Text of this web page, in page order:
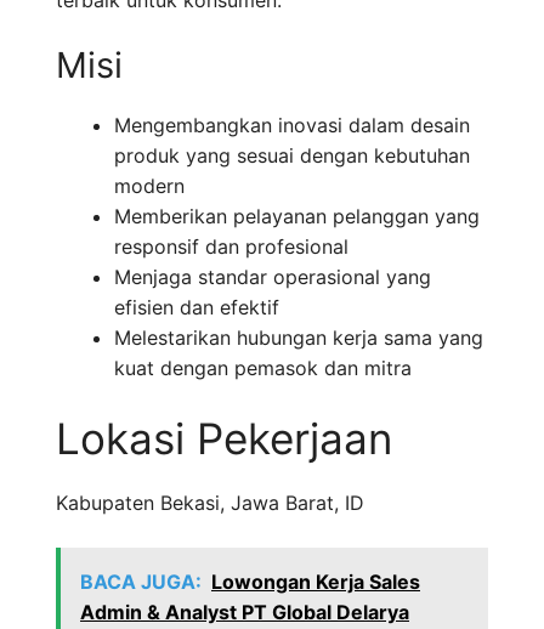
Misi
Mengembangkan inovasi dalam desain
produk yang sesuai dengan kebutuhan
modern
Memberikan pelayanan pelanggan yang
responsif dan profesional
Menjaga standar operasional yang
efisien dan efektif
Melestarikan hubungan kerja sama yang
kuat dengan pemasok dan mitra
Lokasi Pekerjaan
Kabupaten Bekasi, Jawa Barat, ID
BACA JUGA: Lowongan Kerja Sales
Admin & Analyst PT Global Delarya